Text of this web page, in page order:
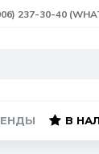
237-30-40
В